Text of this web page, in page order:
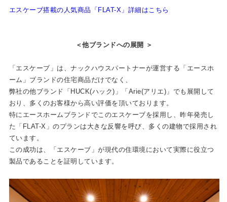
エスケーブ搭載の人気商品「FLAT-X」詳細はこちら
＜他ブランドへの展開 ＞
「エスケーブ」は、ナックハウスパートナーが運営する「エースホ
ーム」ブランドの住宅商品だけでなく、
弊社の他ブランド「HUCK(ハック)」「Arie(アリエ)」でも展開して
おり、多くのお客様から⾼い評価を頂いております。
特にエースホームブランドでこのエスケーブを採⽤し、昨年発売し
た「FLAT-X」のプランは⼤きな反響を呼び、多くの建物で採⽤され
ています。
この成功は、「エスケーブ」が現代の住環境において実際に役⽴つ
製品であることを証明しています。